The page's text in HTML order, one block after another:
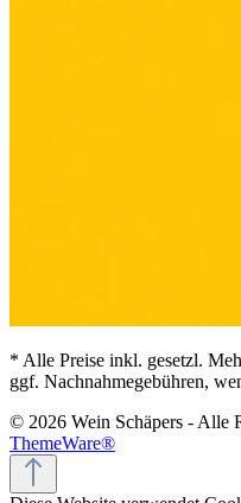
* Alle Preise inkl. gesetzl.
ggf. Nachnahmegebühren,
© 2026 Wein Schäpers - Alle
ThemeWare®